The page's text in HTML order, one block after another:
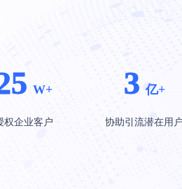
W+
权企业客户
3 亿+
协助引流潜在用